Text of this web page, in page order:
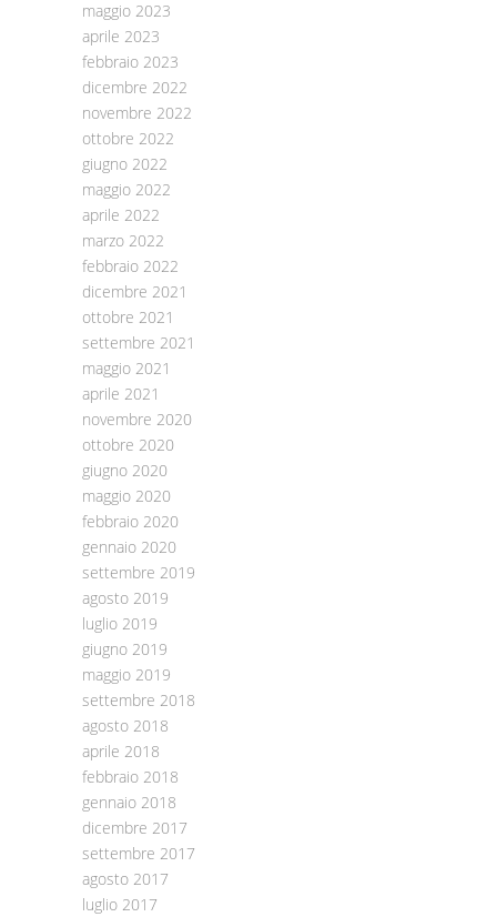
maggio 2023
aprile 2023
febbraio 2023
dicembre 2022
novembre 2022
ottobre 2022
giugno 2022
maggio 2022
aprile 2022
marzo 2022
febbraio 2022
dicembre 2021
ottobre 2021
settembre 2021
maggio 2021
aprile 2021
novembre 2020
ottobre 2020
giugno 2020
maggio 2020
febbraio 2020
gennaio 2020
settembre 2019
agosto 2019
luglio 2019
giugno 2019
maggio 2019
settembre 2018
agosto 2018
aprile 2018
febbraio 2018
gennaio 2018
dicembre 2017
settembre 2017
agosto 2017
luglio 2017